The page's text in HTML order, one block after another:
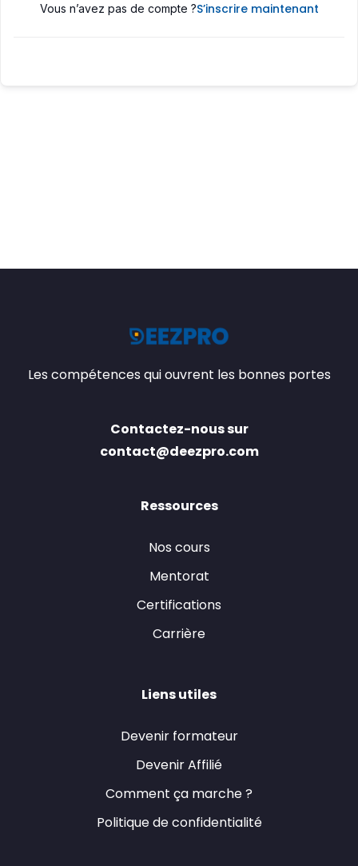
Vous n’avez pas de compte ?S’inscrire maintenant
Les compétences qui ouvrent les bonnes portes
Contactez-nous sur
contact@deezpro.com
Ressources
Nos cours
Mentorat
Certifications
Carrière
Liens utiles
Devenir formateur
Devenir Affilié
Comment ça marche ?
Politique de confidentialité